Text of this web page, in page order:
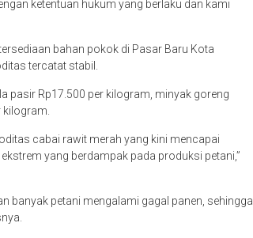
ketentuan hukum yang berlaku dan kami
bahan pokok di Pasar Baru Kota
tercatat stabil.
pasir Rp17.500 per kilogram, minyak goreng
kilogram.
cabai rawit merah yang kini mencapai
yang berdampak pada produksi petani,”
banyak petani mengalami gagal panen, sehingga